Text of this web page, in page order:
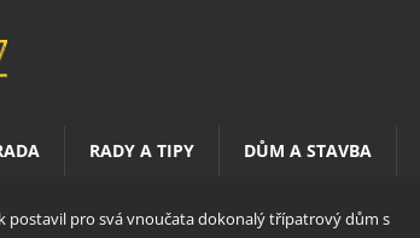
RADY A TIPY DŮM A STAVBA
postavil pro svá vnoučata dokonalý třípatrový dům s